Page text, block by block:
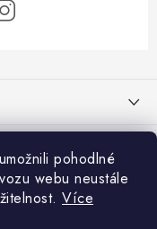
pohodlné
webu neustále
Více